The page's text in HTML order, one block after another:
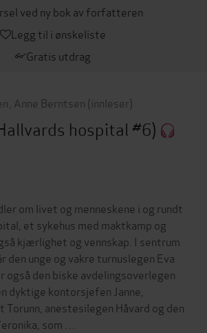
ved ny bok av forfatteren
Legg til i ønskeliste
Gratis utdrag
Anne Berntsen (innleser)
hospital #6)
om livet og menneskene i og rundt
et sykehus med maktkamp og
kjærlighet og vennskap. I sentrum
den unge og vakre turnuslegen Eva
også den biske avdelingsoverlegen
dyktige kontorsjefen Janne,
Torunn, anestesilegen Håvard og den
som …